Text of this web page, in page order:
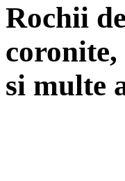
Rochii
si multe